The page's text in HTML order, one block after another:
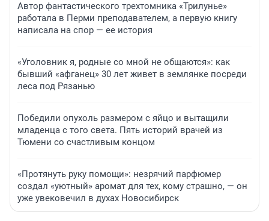
Автор фантастического трехтомника «Трилунье»
работала в Перми преподавателем, а первую книгу
написала на спор — ее история
«Уголовник я, родные со мной не общаются»: как
бывший «афганец» 30 лет живет в землянке посреди
леса под Рязанью
Победили опухоль размером с яйцо и вытащили
младенца с того света. Пять историй врачей из
Тюмени со счастливым концом
«Протянуть руку помощи»: незрячий парфюмер
создал «уютный» аромат для тех, кому страшно, — он
уже увековечил в духах Новосибирск